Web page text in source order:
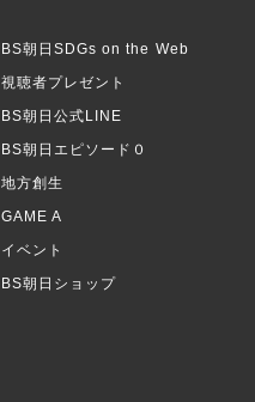
BS朝日SDGs on the Web
視聴者プレゼント
BS朝日公式LINE
BS朝日エピソード０
地方創生
GAME A
イベント
BS朝日ショップ